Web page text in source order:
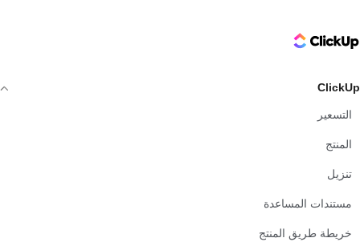
ClickUp Logo
ClickUp
التسعير
المنتج
تنزيل
مستندات المساعدة
خريطة طريق المنتج